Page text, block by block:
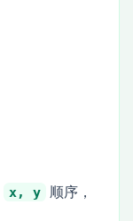
x, y
顺序，